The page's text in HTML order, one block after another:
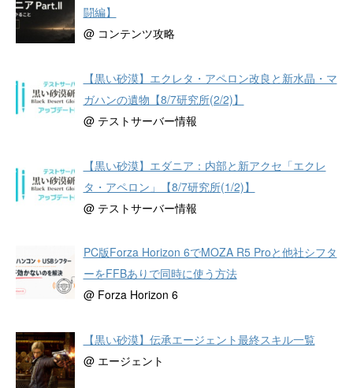
闘編】
@ コンテンツ攻略
【黒い砂漠】エクレタ・アペロン改良と新水晶・マ
ガハンの遺物【8/7研究所(2/2)】
@ テストサーバー情報
【黒い砂漠】エダニア：内部と新アクセ「エクレ
タ・アペロン」【8/7研究所(1/2)】
@ テストサーバー情報
PC版Forza Horizon 6でMOZA R5 Proと他社シフタ
ーをFFBありで同時に使う方法
@ Forza Horizon 6
【黒い砂漠】伝承エージェント最終スキル一覧
@ エージェント